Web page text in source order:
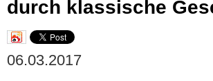
durch klassische
06.03.2017